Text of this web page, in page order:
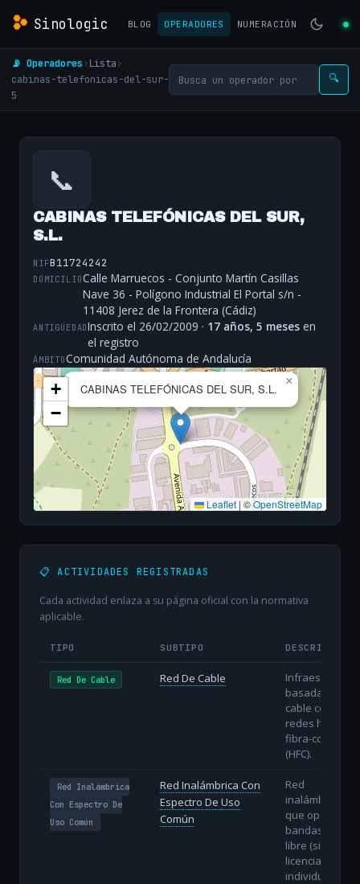
Sinologic BLOG OPERADORES NUMERACIÓN
📡 Operadores› Lista›
cabinas-telefonicas-del-sur-
5
🔍
📞
CABINAS TELEFÓNICAS DEL SUR,
S.L.
NIFB11724242
DOMICILIOCalle Marruecos - Conjunto Martín Casillas
Nave 36 - Polígono Industrial El Portal s/n -
11408 Jerez de la Frontera (Cádiz)
ANTIGÜEDADInscrito el 26/02/2009 · 17 años, 5 meses en
el registro
ÁMBITOComunidad Autónoma de Andalucía
CABINAS TELEFÓNICAS DEL SUR, S.L.
×
+
−
Leaflet | ©OpenStreetMap
📋 ACTIVIDADES REGISTRADAS
Cada actividad enlaza a su página oficial con la normativa
aplicable.
TIPO SUBTIPO DESCRIPCIÓN
Red De Cable Red De Cable
Infraestructura
basada en
cable coaxial o
redes híbridas
fibra-coaxial
(HFC).
Red Inalámbrica
Con Espectro De
Uso Común
Red Inalámbrica Con
Espectro De Uso
Común
Red
inalámbrica
que opera en
bandas de uso
libre (sin
licencia
individual).